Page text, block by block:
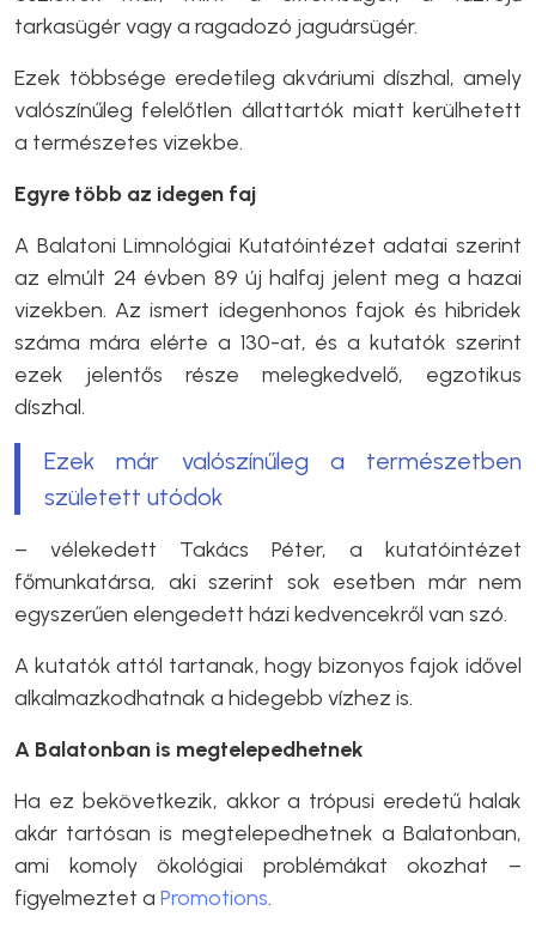
tarkasügér vagy a ragadozó jaguársügér.
Ezek többsége eredetileg akváriumi díszhal, amely
valószínűleg felelőtlen állattartók miatt kerülhetett
a természetes vizekbe.
Egyre több az idegen faj
A Balatoni Limnológiai Kutatóintézet adatai szerint
az elmúlt 24 évben 89 új halfaj jelent meg a hazai
vizekben. Az ismert idegenhonos fajok és hibridek
száma mára elérte a 130-at, és a kutatók szerint
ezek jelentős része melegkedvelő, egzotikus
díszhal.
Ezek már valószínűleg a természetben
született utódok
– vélekedett Takács Péter, a kutatóintézet
főmunkatársa, aki szerint sok esetben már nem
egyszerűen elengedett házi kedvencekről van szó.
A kutatók attól tartanak, hogy bizonyos fajok idővel
alkalmazkodhatnak a hidegebb vízhez is.
A Balatonban is megtelepedhetnek
Ha ez bekövetkezik, akkor a trópusi eredetű halak
akár tartósan is megtelepedhetnek a Balatonban,
ami komoly ökológiai problémákat okozhat –
figyelmeztet a Promotions.